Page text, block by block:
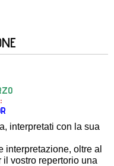
interpretati con la sua
interpretazione, oltre al
vostro repertorio una